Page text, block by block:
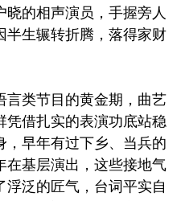
的相声演员，手握旁人
半生辗转折腾，落得家财
言类节目的黄金期，曲艺
凭借扎实的表演功底站稳
，早年有过下乡、当兵的
在基层演出，这些接地气
泛的匠气，台词平实自